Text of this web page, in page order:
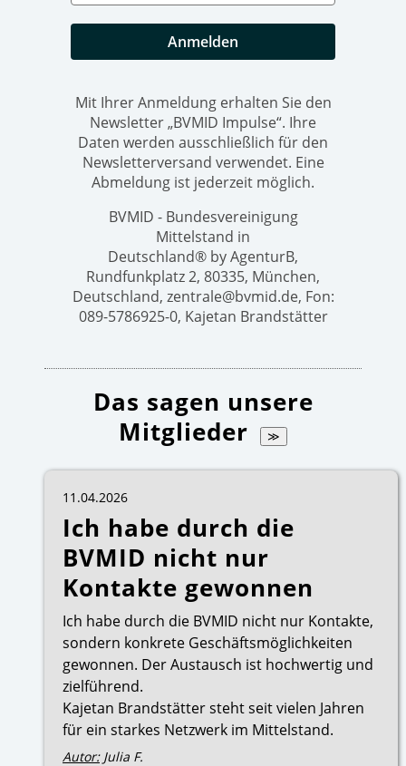
Anmelden
Mit Ihrer Anmeldung erhalten Sie den
Newsletter „BVMID Impulse“. Ihre
Daten werden ausschließlich für den
Newsletterversand verwendet. Eine
Abmeldung ist jederzeit möglich.
BVMID - Bundesvereinigung
Mittelstand in
Deutschland® by AgenturB,
Rundfunkplatz 2, 80335, München,
Deutschland, zentrale@bvmid.de, Fon:
089-5786925-0, Kajetan Brandstätter
Das sagen unsere
Mitglieder
≫
11.04.2026
Ich habe durch die
BVMID nicht nur
Kontakte gewonnen
Ich habe durch die BVMID nicht nur Kontakte,
sondern konkrete Geschäftsmöglichkeiten
gewonnen. Der Austausch ist hochwertig und
zielführend.
Kajetan Brandstätter steht seit vielen Jahren
für ein starkes Netzwerk im Mittelstand.
Autor:Julia F.